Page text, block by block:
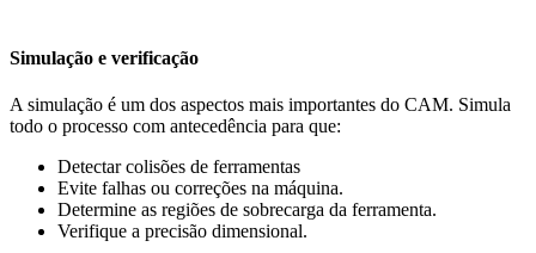
Simulação e verificação
A simulação é um dos aspectos mais importantes do CAM. Simula
todo o processo com antecedência para que:
Detectar colisões de ferramentas
Evite falhas ou correções na máquina.
Determine as regiões de sobrecarga da ferramenta.
Verifique a precisão dimensional.